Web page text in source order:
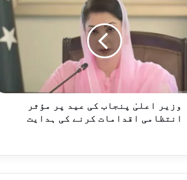
دہشت گرد ہلاک
عملدرآمد کا مطالبہ
وزیر اعلیٰ پنجاب کی عید پر مؤثر
انتظامی اقدامات کرنے کی ہدایت